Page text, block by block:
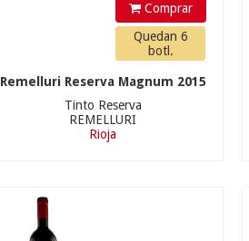
Comprar
Quedan 6
botl.
Remelluri Reserva Magnum 2015
Tinto Reserva
REMELLURI
Rioja
92.90 €